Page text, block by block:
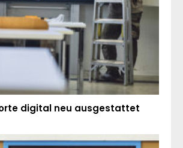
digital neu ausgestattet